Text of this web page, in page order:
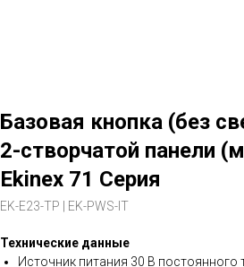
Базовая кнопка (без
2-створчатой панели
Ekinex 71 Серия
EK-E23-TP | EK-PWS-IT
Технические данные
Источник питания 30 В постоянного